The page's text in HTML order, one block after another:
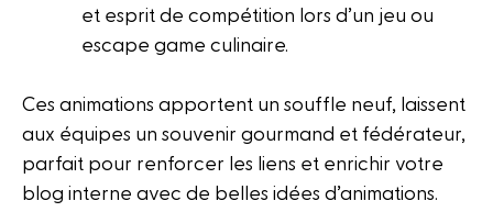
et esprit de compétition lors d’un jeu ou
escape game culinaire.
Ces animations apportent un souffle neuf, laissent
aux équipes un souvenir gourmand et fédérateur,
parfait pour renforcer les liens et enrichir votre
blog interne avec de belles idées d’animations.